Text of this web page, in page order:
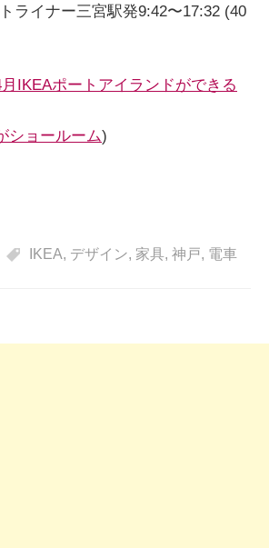
ライナー三宮駅発9:42〜17:32 (40
IKEAポートアイランドができる
ショールーム)
IKEA, デザイン, 家具, 神戸, 電車